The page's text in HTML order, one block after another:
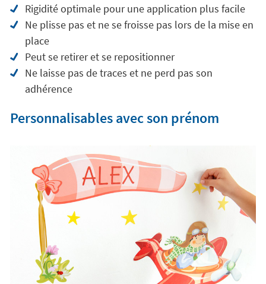
Rigidité optimale pour une application plus facile
Ne plisse pas et ne se froisse pas lors de la mise en
place
Peut se retirer et se repositionner
Ne laisse pas de traces et ne perd pas son
adhérence
Personnalisables avec son prénom